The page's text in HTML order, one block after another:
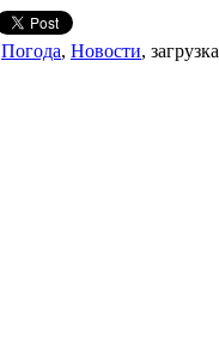
Погода, Новости,